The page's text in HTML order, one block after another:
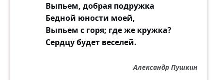
Выпьем, добрая подружка
Бедной юности моей,
Выпьем с горя; где же кружка?
Сердцу будет веселей.
Александр Пушкин